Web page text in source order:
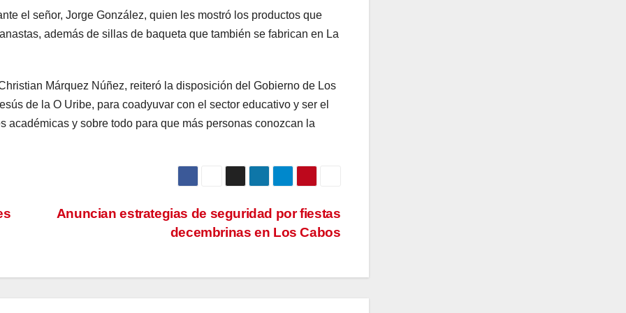
el señor, Jorge González, quien les mostró los productos que
además de sillas de baqueta que también se fabrican en La
Márquez Núñez, reiteró la disposición del Gobierno de Los
de la O Uribe, para coadyuvar con el sector educativo y ser el
y sobre todo para que más personas conozcan la
Anuncian estrategias de seguridad por fiestas
decembrinas en Los Cabos